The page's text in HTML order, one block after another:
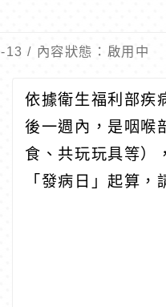
/ 內容狀態：啟用中
依據衛生福利部疾
後一週內，是咽喉
食、共玩玩具等）
「發病日」起算